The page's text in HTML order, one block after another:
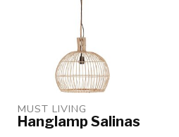
MUST LIVING
Hanglamp Salinas